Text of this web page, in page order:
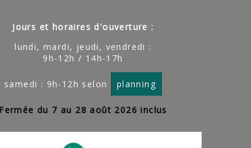
Jours et horaires d'ouverture :
lundi, mardi, jeudi, vendredi :
9h-12h / 14h-17h
samedi : 9h-12h selon planning
Fermée du 7 au 28 août 2026 inclus